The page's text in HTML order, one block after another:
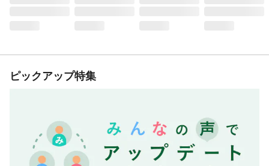
ピックアップ特集